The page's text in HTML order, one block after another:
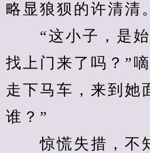
略显狼狈的许清清。
“这小子，是始
找上门来了吗？”
走下马车，来到她
谁？”
惊慌失措，不